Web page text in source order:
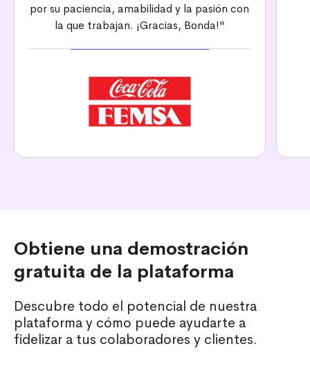
por su paciencia, amabilidad y la pasión con
la que trabajan. ¡Gracias, Bonda!"
Obtiene una demostración
gratuita de la plataforma
Descubre todo el potencial de nuestra
plataforma y cómo puede ayudarte a
fidelizar a tus colaboradores y clientes.